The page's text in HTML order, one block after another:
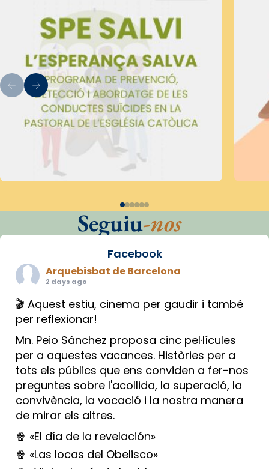
Seguiu-nos
Facebook
Arquebisbat de Barcelona
2 days ago
🎬 Aquest estiu, cinema per gaudir i també
per reflexionar!
Mn. Peio Sánchez proposa cinc pel·lícules
per a aquestes vacances. Històries per a
tots els públics que ens conviden a fer-nos
preguntes sobre l'acollida, la superació, la
convivència, la vocació i la nostra manera
de mirar els altres.
🍿 «El día de la revelación»
🍿 «Las locas del Obelisco»